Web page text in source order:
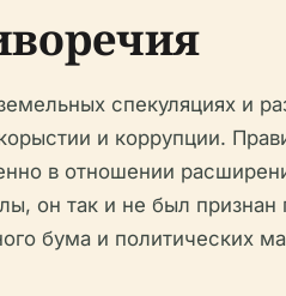
спекуляциях и
и коррупции.
в отношении
он так и не был
бума и политических